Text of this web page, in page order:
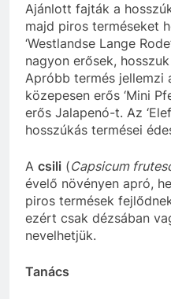
Ajánlott fajták a
majd piros terméseket
‘Westlandse Lange
nagyon erősek,
Apróbb termés jellemzi
közepesen erős ‘Mini
erős Jalapenó-t. Az
hosszúkás termései
A csili (Capsicum
évelő növényen apró,
piros termések
ezért csak dézsában
nevelhetjük.
Tanács